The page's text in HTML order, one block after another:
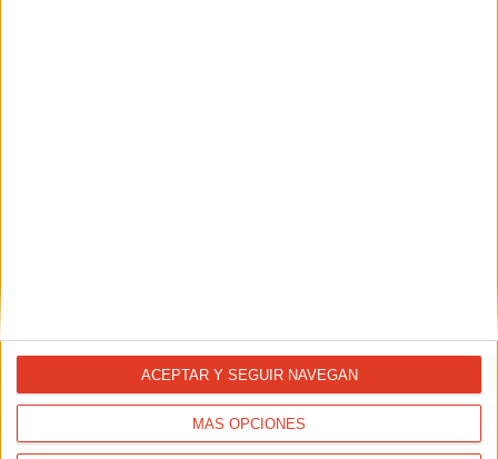
MÁS OPCIONES
ACEPTAR Y SEGUIR NAVEGAN